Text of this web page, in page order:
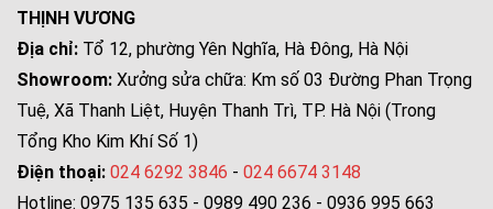
THỊNH VƯƠNG
Địa chỉ: Tổ 12, phường Yên Nghĩa, Hà Đông, Hà Nội
Showroom: Xưởng sửa chữa: Km số 03 Đường Phan Trọng
Tuệ, Xã Thanh Liệt, Huyện Thanh Trì, TP. Hà Nội (Trong
Tổng Kho Kim Khí Số 1)
Điện thoại: 024 6292 3846 - 024 6674 3148
Hotline: 0975 135 635 - 0989 490 236 - 0936 995 663